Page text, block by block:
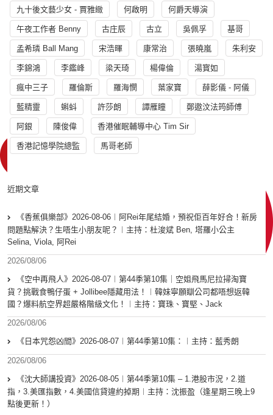
九十後文藝少女 - 賈雅緻 何啟明 何爵天導演
午夜工作者 Benny 古庄辰 古立 吳佩孚 基哥
孟希璘 Ball Mang 宋浩暉 康常治 張曉嵐 朱利安
李錦鴻 李鑑峰 梁天琦 楊偉倫 湯寳如
瘋中三子 羅倫斯 羅海憫 葉家寶 薛影儀 - 阿儀
藍精靈 蝌蚪 許莎朗 譚雁瞳 鄭遨汶法筠師傅
阿銀 陳俊偉 香港催眠輔導中心 Tim Sir
香港記憶學院總監 馬哥老師
近期文章
《香蕉俱樂部》2026-08-06︱阿Rei年尾結婚，預祝佢百年好合！新房
問題點解決？生唔生小朋友呢？︱主持：杜浚斌 Ben, 塔羅小公主
Selina, Viola, 阿Rei
2026/08/06
《空中再飛人》2026-08-07︱第44季第10集｜空姐飛馬尼拉掃淘寶
貨？挑戰食鴨仔蛋 + Jollibee隱藏用法！︱韓妹寧願瞓公司都唔想返韓
國？爆料航空界超嚴格階級文化！︱主持：寶珠、寶堅、Jack
2026/08/06
《日本咒怨凶間》2026-08-07︱第44季第10集：︱主持：藍秀朗
2026/08/06
《沈大師講投資》2026-08-05︱第44季第10集 – 1.港股市況，2.道
指，3.美匯指數，4.美國信貸違約掉期︱主持：沈振盈（逢星期三晚上9
點後更新！）